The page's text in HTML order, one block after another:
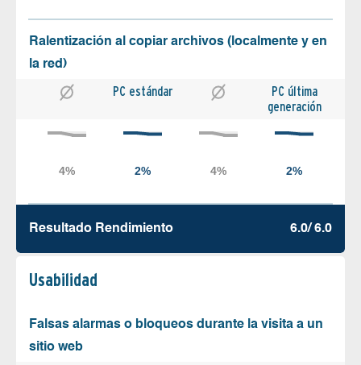
Ralentización al copiar archivos (localmente y en
la red)
PC estándar
PC última
generación
Resultado Rendimiento 6.0/ 6.0
Usabilidad
Falsas alarmas o bloqueos durante la visita a un
sitio web